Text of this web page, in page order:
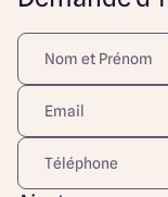
Ne manquez pas
allie confort,
Découvrez toutes
notre site Internet.
totalement
personnalisable
finition. Nous